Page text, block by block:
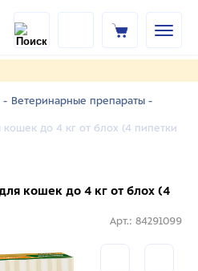
- Ветеринарные препараты -
до 4 кг от блох (4 пипетки
кошек до 4 кг от блох (4
Арт.: 84291099